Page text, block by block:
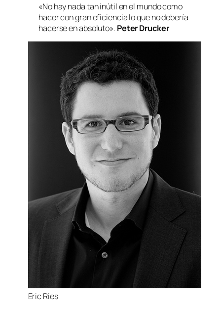
«No hay nada tan inútil en el mundo como
hacer con gran eficiencia lo que no debería
hacerse en absoluto». Peter Drucker
Eric Ries